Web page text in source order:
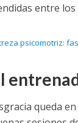
entre los
psicomotriz:
queda